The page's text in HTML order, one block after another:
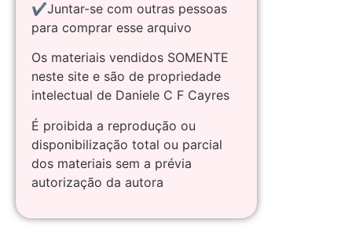
✔Juntar-se com outras pessoas
para comprar esse arquivo
Os materiais vendidos SOMENTE
neste site e são de propriedade
intelectual de Daniele C F Cayres
É proibida a reprodução ou
disponibilização total ou parcial
dos materiais sem a prévia
autorização da autora